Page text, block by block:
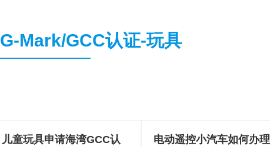
G-Mark/GCC认证-玩具
儿童玩具申请海湾GCC认
电动遥控小汽车如何办理